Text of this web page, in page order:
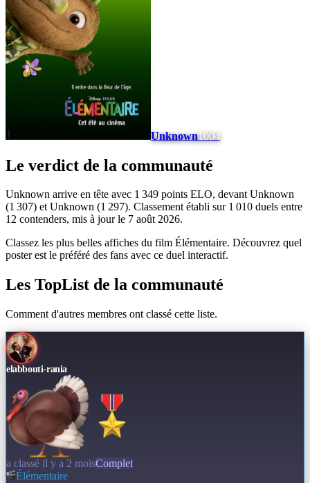
Unknown1004
Le verdict de la communauté
Unknown arrive en tête avec 1 349 points ELO, devant Unknown
(1 307) et Unknown (1 297). Classement établi sur 1 010 duels entre
12 contenders, mis à jour le 7 août 2026.
Classez les plus belles affiches du film Élémentaire. Découvrez quel
poster est le préféré des fans avec ce duel interactif.
Les TopList de la communauté
Comment d'autres membres ont classé cette liste.
elabbouti-rania
a classé il y a 2 moisComplet
Élémentaire